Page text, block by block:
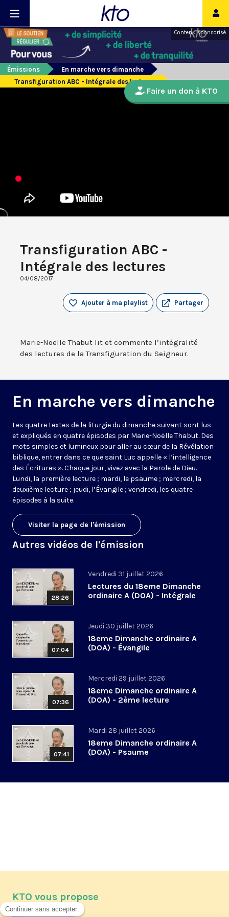
Contenu sponsorisé
Émissions
En marche vers dimanche
Transfiguration ABC - Intégrale des lectures
Transfiguration ABC -
Intégrale des lectures
04/08/2017
Partager
Ajouter à ma playlist
Marie-Noëlle Thabut lit et commente l’intégralité
des lectures de la Transfiguration du Seigneur.
En marche vers dimanche
Les quatre textes de la liturgie du dimanche suivant sont lus
et expliqués en quatre épisodes par Marie-Noëlle Thabut. Des
mots simples et lumineux pour aller au cœur de la Révélation
biblique, entrer dans ce que saint Luc appelle « l’intelligence
des Écritures ». Chaque jour, vivez avec la Parole de Dieu.
Lundi, la première lecture ; mardi, le psaume ; mercredi, la
deuxième lecture ; jeudi, l’Évangile ; vendredi, les quatre
épisodes à la suite.
Visiter la page de l'émission
Autres vidéos de l'émission
28:26
Vendredi 31 juillet 2026
Lectures du 18eme Dimanche
ordinaire A (DOA) - Intégrale
07:04
Jeudi 30 juillet 2026
18eme Dimanche ordinaire A
(DOA) - Évangile
07:36
Mercredi 29 juillet 2026
18eme Dimanche ordinaire A
(DOA) - 2ème lecture
07:41
Mardi 28 juillet 2026
18eme Dimanche ordinaire A
(DOA) - Psaume
Faire un don à KTO
KTO vous propose